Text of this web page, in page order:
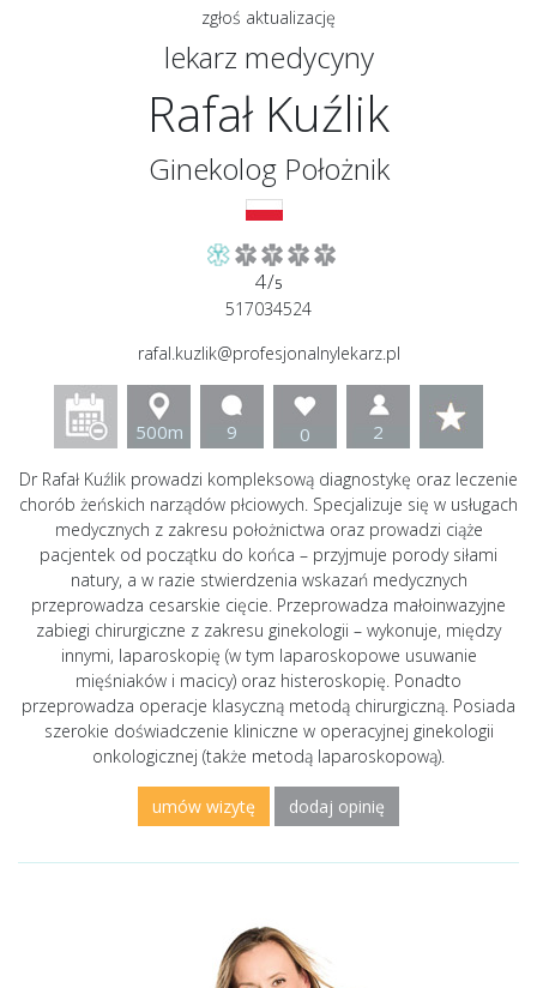
zgłoś aktualizację
lekarz medycyny
Rafał Kuźlik
Ginekolog Położnik
4/5
517034524
rafal.kuzlik@profesjonalnylekarz.pl
500m 9 0 2
Dr Rafał Kuźlik prowadzi kompleksową diagnostykę oraz leczenie
chorób żeńskich narządów płciowych. Specjalizuje się w usługach
medycznych z zakresu położnictwa oraz prowadzi ciąże
pacjentek od początku do końca – przyjmuje porody siłami
natury, a w razie stwierdzenia wskazań medycznych
przeprowadza cesarskie cięcie. Przeprowadza małoinwazyjne
zabiegi chirurgiczne z zakresu ginekologii – wykonuje, między
innymi, laparoskopię (w tym laparoskopowe usuwanie
mięśniaków i macicy) oraz histeroskopię. Ponadto
przeprowadza operacje klasyczną metodą chirurgiczną. Posiada
szerokie doświadczenie kliniczne w operacyjnej ginekologii
onkologicznej (także metodą laparoskopową).
umów wizytę dodaj opinię